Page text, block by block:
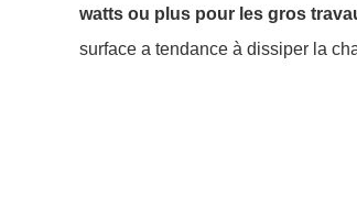
watts ou plus pour les gros
surface a tendance à dissiper la